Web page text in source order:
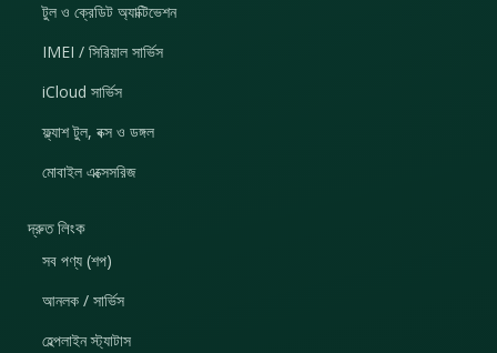
টুল ও ক্রেডিট অ্যাক্টিভেশন
IMEI / সিরিয়াল সার্ভিস
iCloud সার্ভিস
ফ্ল্যাশ টুল, বক্স ও ডঙ্গল
মোবাইল এক্সেসরিজ
দ্রুত লিংক
সব পণ্য (শপ)
আনলক / সার্ভিস
হেল্পলাইন স্ট্যাটাস